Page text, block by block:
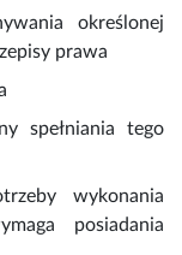
określonej
prawa
spełniania tego
wykonania
posiadania